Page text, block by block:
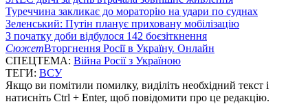
Туреччина закликає до мораторію на удари по суднах
Зеленський: Путін планує приховану мобілізацію
З початку доби відбулося 142 боєзіткнення
СюжетВторгнення Росії в Україну. Онлайн
СПЕЦТЕМА: Війна Росії з Україною
ТЕГИ: ВСУ
Якщо ви помітили помилку, виділіть необхідний текст і
натисніть Ctrl + Enter, щоб повідомити про це редакцію.